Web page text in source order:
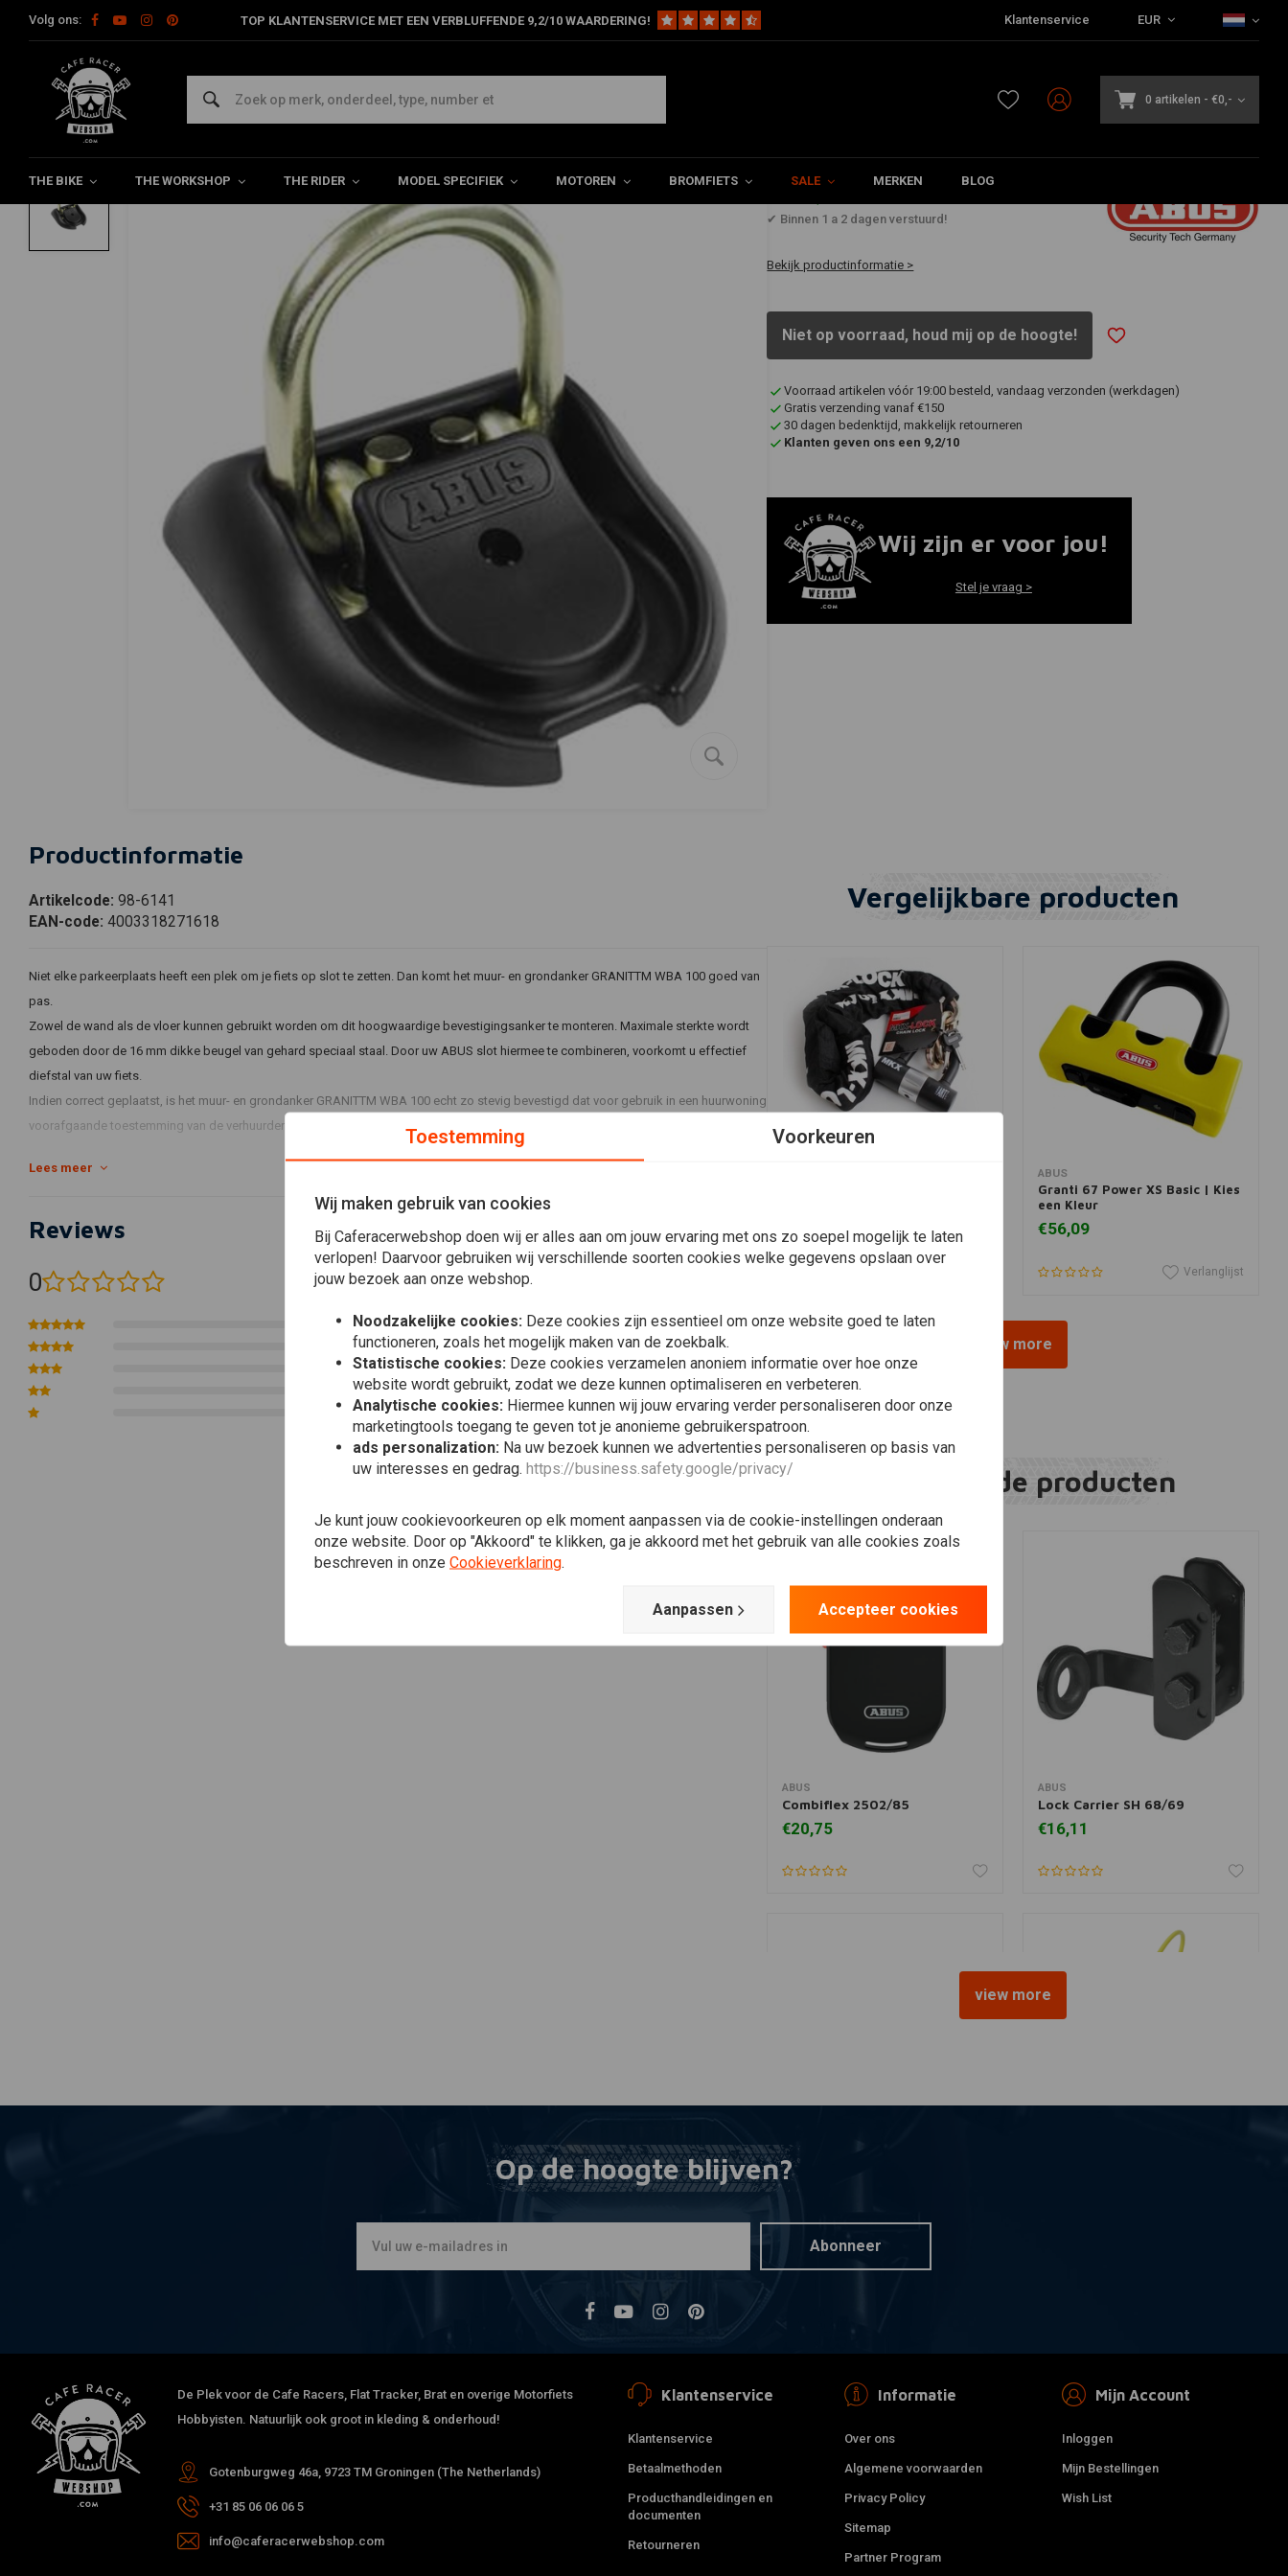
Volg ons: TOP KLANTENSERVICE MET EEN VERBLUFFENDE 9,2/10 WAARDERING! Klantenservice EUR
0 artikelen - €0,-
THE BIKE THE WORKSHOP THE RIDER MODEL SPECIFIEK MOTOREN BROMFIETS SALE MERKEN BLOG
Home The Bike Sloten Granit WBA 100 Grondanker
ABUS
Granit WBA 100 Grondanker
€77,50
✔ Binnen 1 a 2 dagen verstuurd!
Bekijk productinformatie >
Niet op voorraad, houd mij op de hoogte!
Voorraad artikelen vóór 19:00 besteld, vandaag verzonden (werkdagen)
Gratis verzending vanaf €150
30 dagen bedenktijd, makkelijk retourneren
Klanten geven ons een 9,2/10
Wij zijn er voor jou!
Stel je vraag >
Productinformatie
Artikelcode: 98-6141
EAN-code: 4003318271618
Niet elke parkeerplaats heeft een plek om je fiets op slot te zetten. Dan komt het muur- en grondanker GRANITTM WBA 100 goed van
pas.
Zowel de wand als de vloer kunnen gebruikt worden om dit hoogwaardige bevestigingsanker te monteren. Maximale sterkte wordt
geboden door de 16 mm dikke beugel van gehard speciaal staal. Door uw ABUS slot hiermee te combineren, voorkomt u effectief
diefstal van uw fiets.
Indien correct geplaatst, is het muur- en grondanker GRANITTM WBA 100 echt zo stevig bevestigd dat voor gebruik in een huurwoning
voorafgaande toestemming van de verhuurder vereist is. Eenmaal aangebracht vereist het verwijderen veel werk, wat voordelig is.
Inclusief bevestigingsmateriaal
Lees meer
Reviews
0 (0 beoordelingen)
0
0
0
0
0
Plaats ook een review
Vergelijkbare producten
€32,15
ABUS
Granti 67 Power XS Basic | Kies
een Kleur
€56,09
Verlanglijst
View more
Gerelateerde producten
ABUS
Combiflex 2502/85
€20,75
Toevoegen aan winkelwagen
ABUS
Lock Carrier SH 68/69
€16,11
Toevoegen aan winkelwagen
ABUS
view more
Op de hoogte blijven?
Abonneer
De Plek voor de Cafe Racers, Flat Tracker, Brat en overige Motorfiets
Hobbyisten. Natuurlijk ook groot in kleding & onderhoud!
Gotenburgweg 46a, 9723 TM Groningen (The Netherlands)
+31 85 06 06 06 5
info@caferacerwebshop.com
Klantenservice
Klantenservice
Betaalmethoden
Producthandleidingen en
documenten
Retourneren
Informatie
Over ons
Algemene voorwaarden
Privacy Policy
Sitemap
Partner Program
Mijn Account
Inloggen
Mijn Bestellingen
Wish List
Toestemming Voorkeuren
Wij maken gebruik van cookies
Bij Caferacerwebshop doen wij er alles aan om jouw ervaring met ons zo soepel mogelijk te laten
verlopen! Daarvoor gebruiken wij verschillende soorten cookies welke gegevens opslaan over
jouw bezoek aan onze webshop.
Noodzakelijke cookies: Deze cookies zijn essentieel om onze website goed te laten
functioneren, zoals het mogelijk maken van de zoekbalk.
Statistische cookies: Deze cookies verzamelen anoniem informatie over hoe onze
website wordt gebruikt, zodat we deze kunnen optimaliseren en verbeteren.
Analytische cookies: Hiermee kunnen wij jouw ervaring verder personaliseren door onze
marketingtools toegang te geven tot je anonieme gebruikerspatroon.
ads personalization: Na uw bezoek kunnen we advertenties personaliseren op basis van
uw interesses en gedrag. https://business.safety.google/privacy/
Je kunt jouw cookievoorkeuren op elk moment aanpassen via de cookie-instellingen onderaan
onze website. Door op "Akkoord" te klikken, ga je akkoord met het gebruik van alle cookies zoals
beschreven in onze Cookieverklaring.
Aanpassen Accepteer cookies